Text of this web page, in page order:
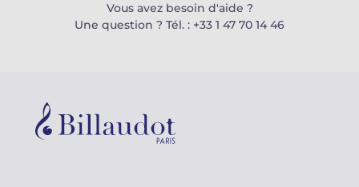
Vous avez besoin d'aide ?
Une question ? Tél. : +33 1 47 70 14 46